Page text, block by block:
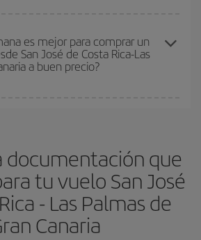
de viaje. La tarifa básica, te
es mejor para comprar un
San José de Costa Rica-Las
a buen precio?
Además, si buscas los vuelos con
del viaje un poco abiertos, podráselegir
documentación que
tu vuelo San José
- Las Palmas de
Canaria